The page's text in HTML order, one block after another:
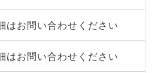
はお問い合わせください
はお問い合わせください